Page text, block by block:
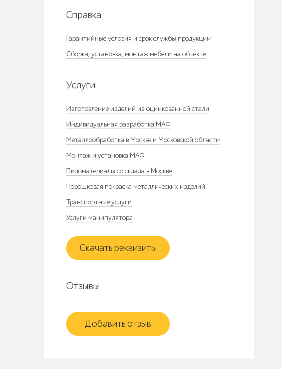
Справка
Гарантийные условия и срок службы продукции
Сборка, установка, монтаж мебели на объекте
Услуги
Изготовление изделий из оцинкованной стали
Индивидуальная разработка МАФ
Металлообработка в Москве и Московской области
Монтаж и установка МАФ
Пиломатериалы со склада в Москве
Порошковая покраска металлических изделий
Транспортные услуги
Услуги манипулятора
Скачать реквизиты
Отзывы
Добавить отзыв